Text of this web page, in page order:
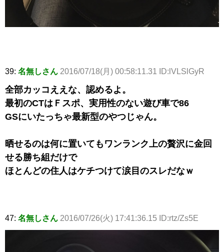
39: 名無しさん 2016/07/18(月) 00:58:11.31 ID:lVLSlGyR
全部カッコええな、認めるよ。
最初のCTはＦスポ、実用性のない遊び車で86
GSにいたっちゃ最新型のやつじゃん。
晒せるのは何に置いてもワンランク上の贅沢に金回
せる勝ち組だけで
ほとんどの住人はケチつけて涙目のスレだなｗ
47: 名無しさん 2016/07/26(火) 17:41:36.15 ID:rtz/Zs5E